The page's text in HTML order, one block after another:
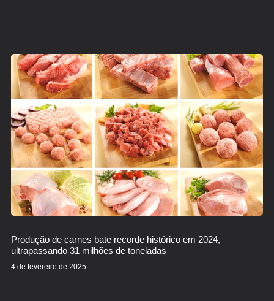
Produção de carnes bate recorde histórico em 2024,
ultrapassando 31 milhões de toneladas
4 de fevereiro de 2025